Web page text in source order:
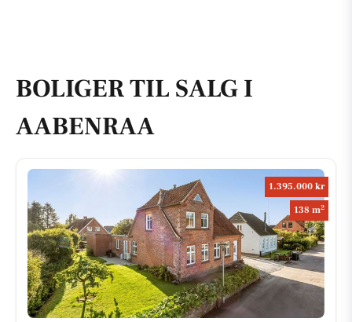
BOLIGER TIL SALG I
AABENRAA
1.395.000 kr
138 m2